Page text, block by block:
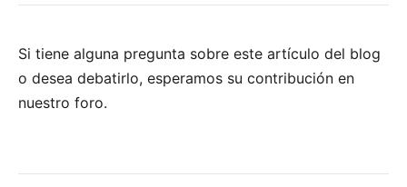
Si tiene alguna pregunta sobre este artículo del blog
o desea debatirlo, esperamos su contribución en
nuestro foro.